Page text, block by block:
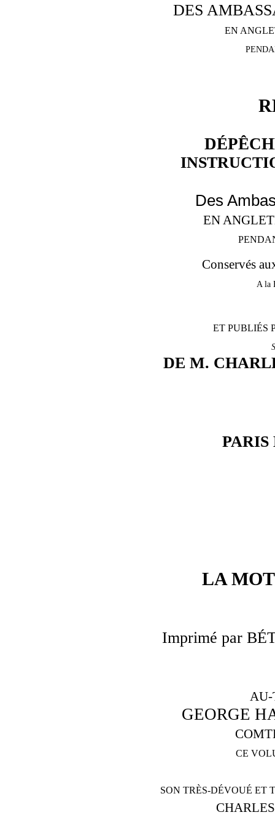
DES
EN
Des
EN
Conservés
A la
ET PUBLIÉS
DE M.
PARIS
LA
Imprimé par
GEORGE
CE
SON TRÈS-DÉVOUÉ ET